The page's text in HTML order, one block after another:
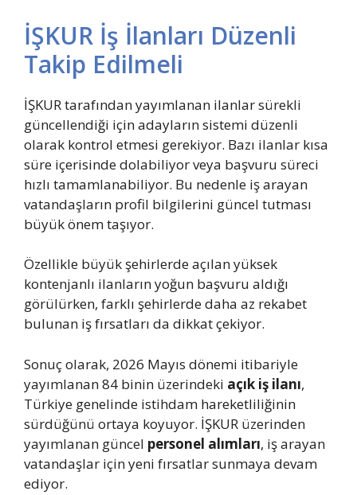
İŞKUR İş İlanları Düzenli
Takip Edilmeli
İŞKUR tarafından yayımlanan ilanlar sürekli
güncellendiği için adayların sistemi düzenli
olarak kontrol etmesi gerekiyor. Bazı ilanlar kısa
süre içerisinde dolabiliyor veya başvuru süreci
hızlı tamamlanabiliyor. Bu nedenle iş arayan
vatandaşların profil bilgilerini güncel tutması
büyük önem taşıyor.
Özellikle büyük şehirlerde açılan yüksek
kontenjanlı ilanların yoğun başvuru aldığı
görülürken, farklı şehirlerde daha az rekabet
bulunan iş fırsatları da dikkat çekiyor.
Sonuç olarak, 2026 Mayıs dönemi itibariyle
yayımlanan 84 binin üzerindeki açık iş ilanı,
Türkiye genelinde istihdam hareketliliğinin
sürdüğünü ortaya koyuyor. İŞKUR üzerinden
yayımlanan güncel personel alımları, iş arayan
vatandaşlar için yeni fırsatlar sunmaya devam
ediyor.